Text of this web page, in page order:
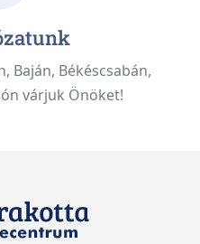
Baján, Békéscsabán,
várjuk Önöket!